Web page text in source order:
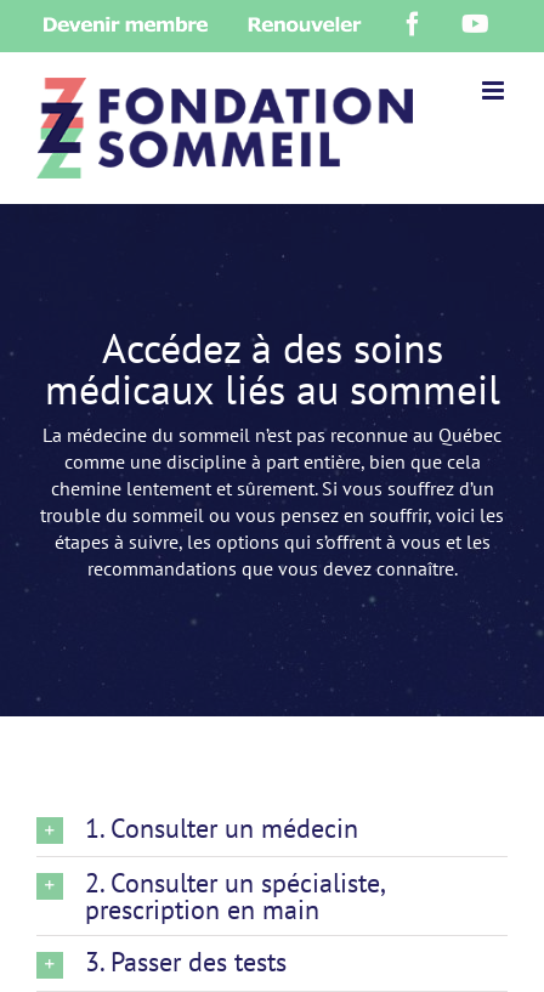
Devenir
membre
Renouveler Facebook
Accédez à des soins
médicaux liés au sommeil
La médecine du sommeil n’est pas reconnue au Québec
comme une discipline à part entière, bien que cela
chemine lentement et sûrement. Si vous souffrez d’un
trouble du sommeil ou vous pensez en souffrir, voici les
étapes à suivre, les options qui s’offrent à vous et les
recommandations que vous devez connaître.
1. Consulter un médecin
2. Consulter un spécialiste,
prescription en main
3. Passer des tests